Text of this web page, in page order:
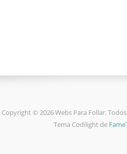
Copyright © 2026 Webs Para Follar.
Tema Codilight de